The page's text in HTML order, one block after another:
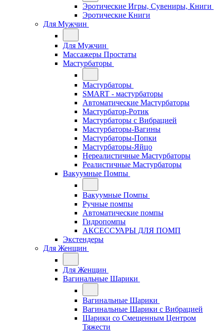
Эротические Игры, Сувениры, Книги
Эротические Книги
Для Мужчин
Для Мужчин
Массажеры Простаты
Мастурбаторы
Мастурбаторы
SMART - мастурбаторы
Автоматические Мастурбаторы
Мастурбатор-Ротик
Мастурбаторы с Вибрацией
Мастурбаторы-Вагины
Мастурбаторы-Попки
Мастурбаторы-Яйцо
Нереалистичные Мастурбаторы
Реалистичные Мастурбаторы
Вакуумные Помпы
Вакуумные Помпы
Ручные помпы
Автоматические помпы
Гидропомпы
АКСЕССУАРЫ ДЛЯ ПОМП
Экстендеры
Для Женщин
Для Женщин
Вагинальные Шарики
Вагинальные Шарики
Вагинальные Шарики с Вибрацией
Шарики со Смещенным Центром
Тяжести